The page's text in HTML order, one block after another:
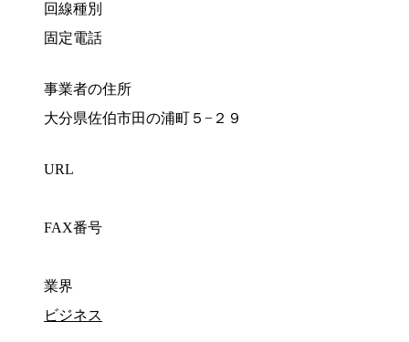
回線種別
固定電話
事業者の住所
大分県佐伯市田の浦町５−２９
URL
FAX番号
業界
ビジネス